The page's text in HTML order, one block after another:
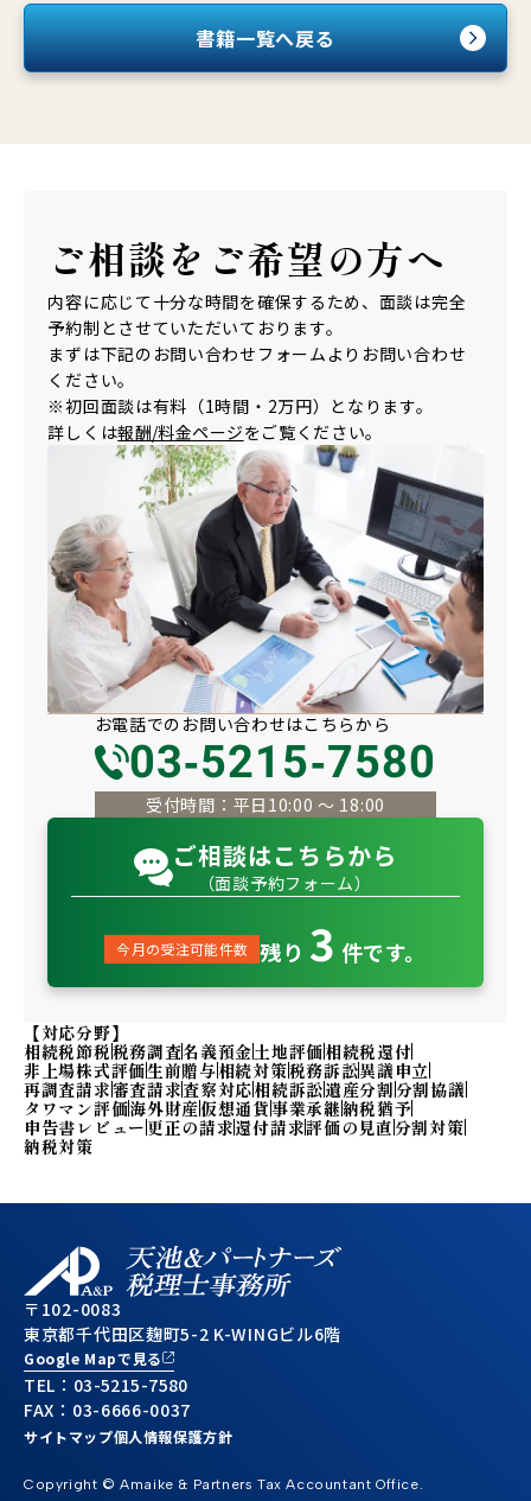
書籍一覧へ戻る
ご相談を ご希望の方へ
内容に応じて十分な時間を確保するため、面談は完全
予約制とさせていただいております。
まずは下記のお問い合わせフォームよりお問い合わせ
ください。
※初回面談は有料（1時間・2万円）となります。
詳しくは報酬/料金ページをご覧ください。
お電話での お問い合わせはこちらから
03-5215-7580
受付時間：平日10:00 〜 18:00
ご相談はこちらから
（面談予約フォーム）
今月の受注可能件数 残り 3 件です。
【対応分野】
相続税節税税務調査名義預金土地評価相続税還付
非上場株式評価生前贈与相続対策税務訴訟異議申立
再調査請求審査請求査察対応相続訴訟遺産分割分割協議
タワマン評価海外財産仮想通貨事業承継納税猶予
申告書レビュー更正の請求還付請求評価の見直分割対策
納税対策
〒102-0083
東京都千代田区麹町5-2 K-WINGビル6階
Google Mapで見る
TEL： 03-5215-7580
FAX：03-6666-0037
サイトマップ個人情報保護方針
Copyright © Amaike & Partners Tax Accountant Office.